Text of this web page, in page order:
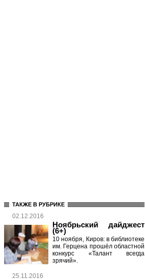
ТАКЖЕ В РУБРИКЕ
02.12.2016
Ноябрьский дайджест
(6+)
10 ноября, Киров: в библиотеке
им. Герцена прошёл областной
конкурс «Талант всегда
зрячий».
25.11.2016